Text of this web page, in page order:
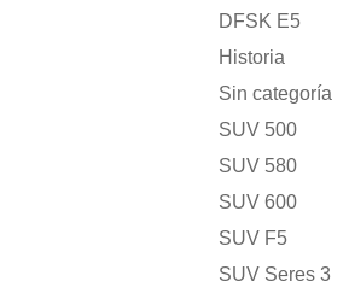
DFSK E5
Historia
Sin categoría
SUV 500
SUV 580
SUV 600
SUV F5
SUV Seres 3